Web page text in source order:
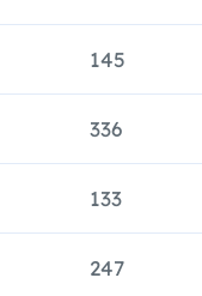
145
336
133
247